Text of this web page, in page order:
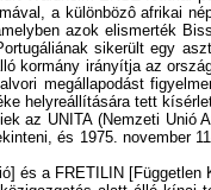
a különbözô afrikai
azok elismerték
sikerült egy
kormány irányítja az
megállapodást
helyreállítására tett
az UNITA (Nemzeti Unió
és 1975. november
és a FRETILIN